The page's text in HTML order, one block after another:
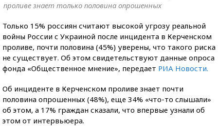
проливе знает только половина опрошенных
Только 15% россиян считают высокой угрозу реальной
войны России с Украиной после инцидента в Керченском
проливе, почти половина (45%) уверены, что такого риска
не существует. Об этом свидетельствуют данные опроса
фонда «Общественное мнение», передает РИА Новости.
Об инциденте в Керченском проливе знает почти
половина опрошенных (48%), еще 34% «что-то слышали»
об этом, а 17% граждан сказали, что впервые узнали об
этом от интервьюера.